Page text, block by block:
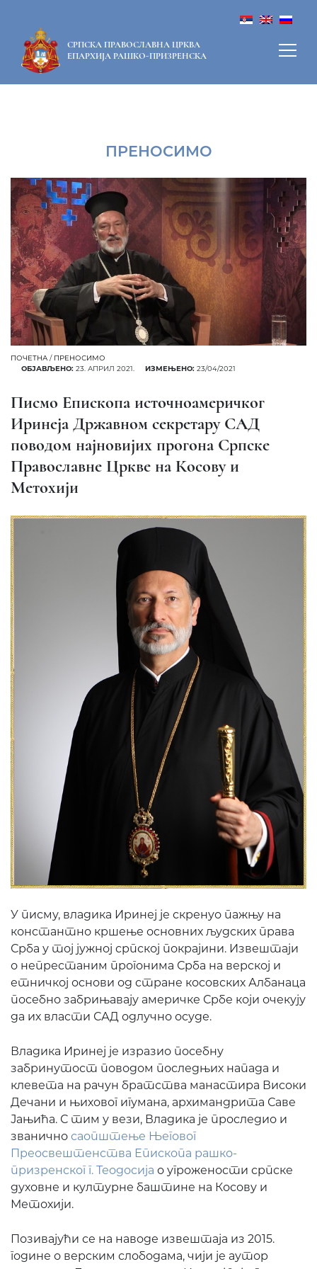
СРПСКА ПРАВОСЛАВНА ЦРКВА
ЕПАРХИЈА РАШКО-ПРИЗРЕНСКА
ПРЕНОСИМО
ПОЧЕТНА / ПРЕНОСИМО
ОБЈАВЉЕНО: 23. АПРИЛ 2021. ИЗМЕЊЕНО: 23/04/2021
Писмо Епископа источноамеричког
Иринеја Државном секретару САД
поводом најновијих прогона Српске
Православне Цркве на Косову и
Метохији
У писму, владика Иринеј је скренуо пажњу на
константно кршење основних људских права
Срба у тој јужној српској покрајини. Извештаји
о непрестаним прогонима Срба на верској и
етничкој основи од стране косовских Албанаца
посебно забрињавају америчке Србе који очекују
да их власти САД одлучно осуде.
Владика Иринеј је изразио посебну
забринутост поводом последњих напада и
клевета на рачун братства манастира Високи
Дечани и њиховог игумана, архимандрита Саве
Јањића. С тим у вези, Владика је проследио и
званично саопштење Његовог
Преосвештенства Епископа рашко-
призренског г. Теодосија о угрожености српске
духовне и културне баштине на Косову и
Метохији.
Позивајући се на наводе извештаја из 2015.
године о верским слободама, чији је аутор